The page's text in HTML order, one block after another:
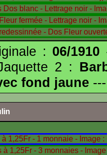
: 06/1910
2 :
fond jaune ---